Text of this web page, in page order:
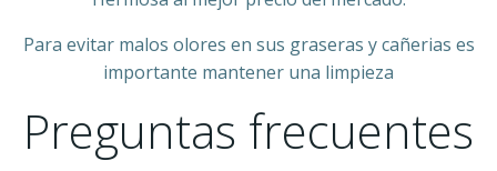
Para evitar malos olores en sus graseras y cañerias es
importante mantener una limpieza
Preguntas frecuentes